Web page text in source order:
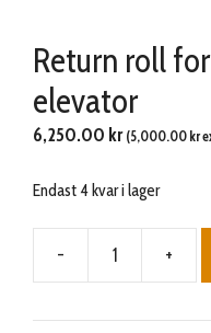
Return roll
elevator
6,250.00 kr (5,000.00 kr
Endast 4 kvar i lager
- +